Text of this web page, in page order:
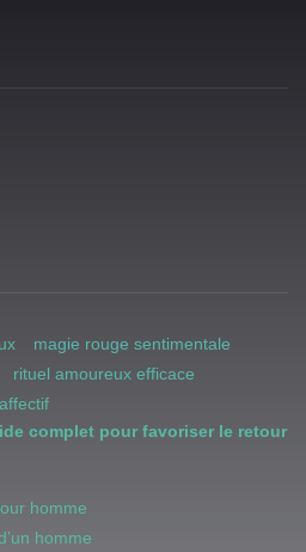
magie rouge sentimentale
rituel amoureux efficace
complet pour favoriser le retour
homme
homme